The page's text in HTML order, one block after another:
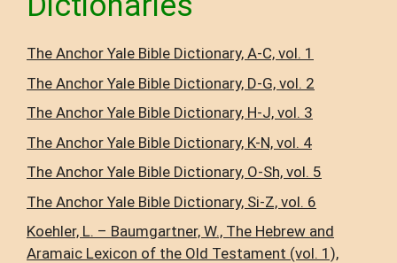
The Anchor Yale Bible Dictionary, A-C, vol. 1
The Anchor Yale Bible Dictionary, D-G, vol. 2
The Anchor Yale Bible Dictionary, H-J, vol. 3
The Anchor Yale Bible Dictionary, K-N, vol. 4
The Anchor Yale Bible Dictionary, O-Sh, vol. 5
The Anchor Yale Bible Dictionary, Si-Z, vol. 6
Koehler, L. – Baumgartner, W., The Hebrew and
Aramaic Lexicon of the Old Testament (vol. 1),